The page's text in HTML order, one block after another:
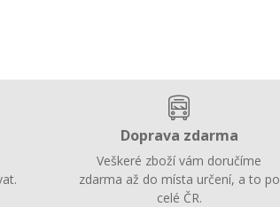
Doprava zdarma
Veškeré zboží vám doručíme
zdarma až do místa určení, a to po
celé ČR.